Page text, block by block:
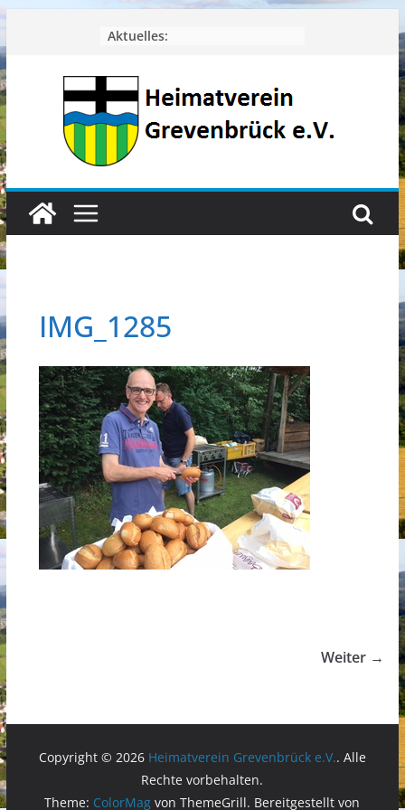
Zum
Inhalt
springen
Aktuelles:
IMG_1285
Weiter →
Copyright © 2026 Heimatverein Grevenbrück e.V.. Alle
Rechte vorbehalten.
Theme: ColorMag von ThemeGrill. Bereitgestellt von